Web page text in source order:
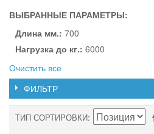
ВЫБРАННЫЕ ПАРАМЕТРЫ:
Длина мм.: 700
Нагрузка до кг.: 6000
Очистить все
ФИЛЬТР
ТИП СОРТИРОВКИ